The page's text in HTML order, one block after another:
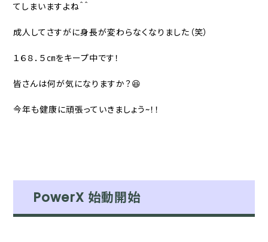
てしまいますよね＾＾
成人してさすがに身長が変わらなくなりました（笑）
１６８．５㎝をキープ中です！
皆さんは何が気になりますか？😆
今年も健康に頑張っていきましょう~！！
PowerX 始動開始